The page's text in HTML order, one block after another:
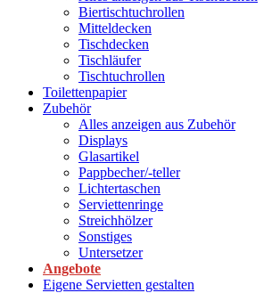
Biertischtuchrollen
Mitteldecken
Tischdecken
Tischläufer
Tischtuchrollen
Toilettenpapier
Zubehör
Alles anzeigen aus Zubehör
Displays
Glasartikel
Pappbecher/-teller
Lichtertaschen
Serviettenringe
Streichhölzer
Sonstiges
Untersetzer
Angebote
Eigene Servietten gestalten